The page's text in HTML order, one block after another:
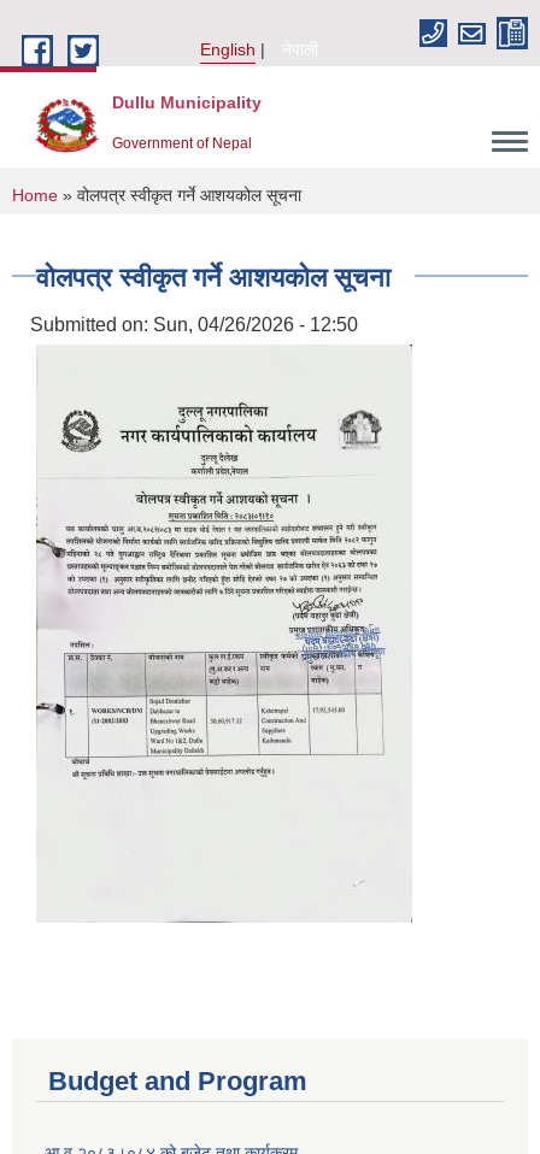
English
नेपाली
Dullu Municipality
Government of Nepal
You are here
Home » वोलपत्र स्वीकृत गर्ने आशयकोल सूचना
वोलपत्र स्वीकृत गर्ने आशयकोल सूचना
Submitted on: Sun, 04/26/2026 - 12:50
Budget and Program